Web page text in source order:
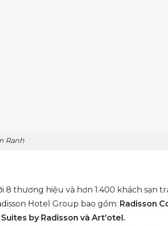
Ranh
thương hiệu và hơn 1.400 khách sạn
Hotel Group bao gồm: Radisson
by Radisson và Art’otel.